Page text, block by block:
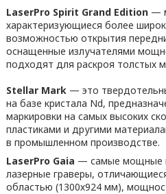
LaserPro Spirit Grand Edition—
характеризующиеся более
возможностью открытия
оснащенные излучателями
подходят для раскроя толстых
Stellar Mark — это
на базе кристала Nd,
маркировки на самых высоких
пластиками и другими
в промышленном производстве.
LaserPro Gaia — самые мощные
лазерные граверы,
областью (1300х924 мм),